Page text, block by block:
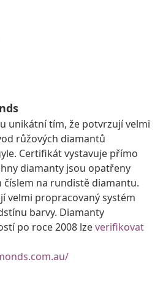
unikátní tím, že potvrzují velmi
růžových diamantů
Certifikát vystavuje přímo
diamanty jsou opatřeny
číslem na rundistě diamantu.
velmi propracovaný systém
barvy. Diamanty
po roce 2008 lzeverifikovat